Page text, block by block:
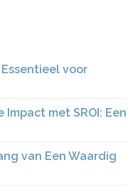
voor
met SROI: Een
van Een Waardig